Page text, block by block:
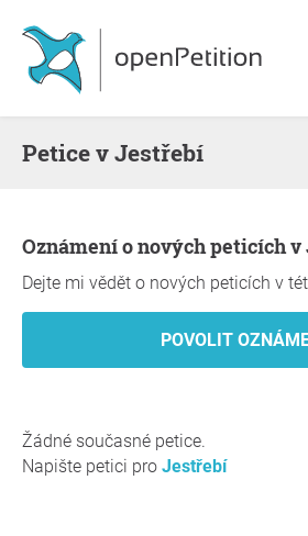
Petice v Jestřebí
Oznámení o nových peticích
Dejte mi vědět o nových peticích v
Žádné současné petice.
Napište petici pro Jestřebí